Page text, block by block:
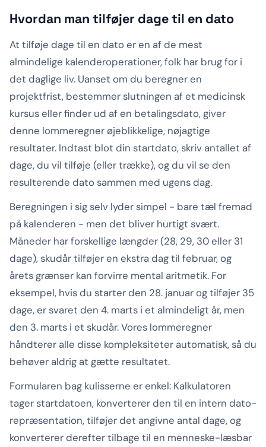
Hvordan man tilføjer dage til en dato
At tilføje dage til en dato er en af de mest
almindelige kalenderoperationer, folk har brug for i
det daglige liv. Uanset om du beregner en
projektfrist, bestemmer slutningen af et medicinsk
kursus eller finder ud af en betalingsdato, giver
denne lommeregner øjeblikkelige, nøjagtige
resultater. Indtast blot din startdato, skriv antallet af
dage, du vil tilføje (eller trække), og du vil se den
resulterende dato sammen med ugens dag.
Beregningen i sig selv lyder simpel - bare tæl fremad
på kalenderen - men det bliver hurtigt svært.
Måneder har forskellige længder (28, 29, 30 eller 31
dage), skudår tilføjer en ekstra dag til februar, og
årets grænser kan forvirre mental aritmetik. For
eksempel, hvis du starter den 28. januar og tilføjer 35
dage, er svaret den 4. marts i et almindeligt år, men
den 3. marts i et skudår. Vores lommeregner
håndterer alle disse kompleksiteter automatisk, så du
behøver aldrig at gætte resultatet.
Formularen bag kulisserne er enkel: Kalkulatoren
tager startdatoen, konverterer den til en intern dato-
repræsentation, tilføjer det angivne antal dage, og
konverterer derefter tilbage til en menneske-læsbar